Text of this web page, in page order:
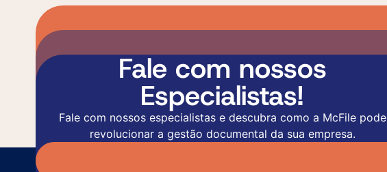
Fale com nossos
Especialistas!
Fale com nossos especialistas e descubra como a McFile pode
revolucionar a gestão documental da sua empresa.